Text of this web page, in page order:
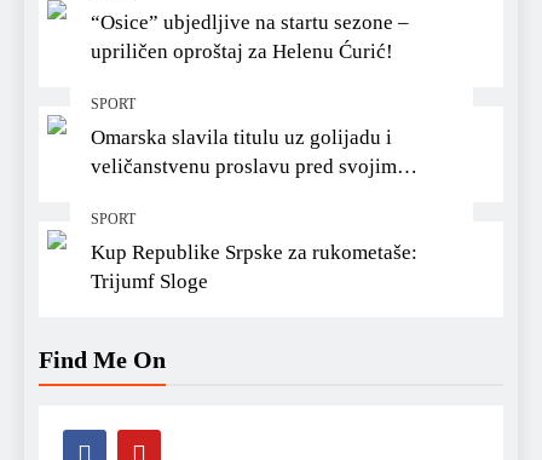
“Osice” ubjedljive na startu sezone –
upriličen oproštaj za Helenu Ćurić!
SPORT
Omarska slavila titulu uz golijadu i
veličanstvenu proslavu pred svojim
SPORT
Kup Republike Srpske za rukometaše:
Trijumf Sloge
Find Me On